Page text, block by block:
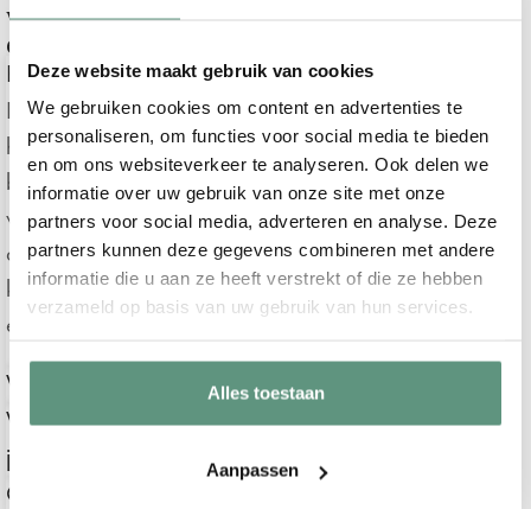
Deze website maakt gebruik van cookies
We gebruiken cookies om content en advertenties te
personaliseren, om functies voor social media te bieden
en om ons websiteverkeer te analyseren. Ook delen we
informatie over uw gebruik van onze site met onze
partners voor social media, adverteren en analyse. Deze
partners kunnen deze gegevens combineren met andere
informatie die u aan ze heeft verstrekt of die ze hebben
verzameld op basis van uw gebruik van hun services.
Alles toestaan
Aanpassen
Veelgestelde vragen over ons baby-
en kinderkamer behang
Kan ik het ontwerp laten wijzigen?
In de meeste gevallen is dit mogelijk en
helemaal gratis! Neem dan voordat je
bestelt even
contact met ons op
. Het
verplaatsen van dieren / elementen is in
de meeste gevallen mogelijk, wijzigen van
kleuren en toevoegen van nieuwe
elementen meestal niet.
Welke behanglijm raden jullie aan?
Wat voor soort behang gebruiken
jullie?
Op welke ondergrond kan ik het beste